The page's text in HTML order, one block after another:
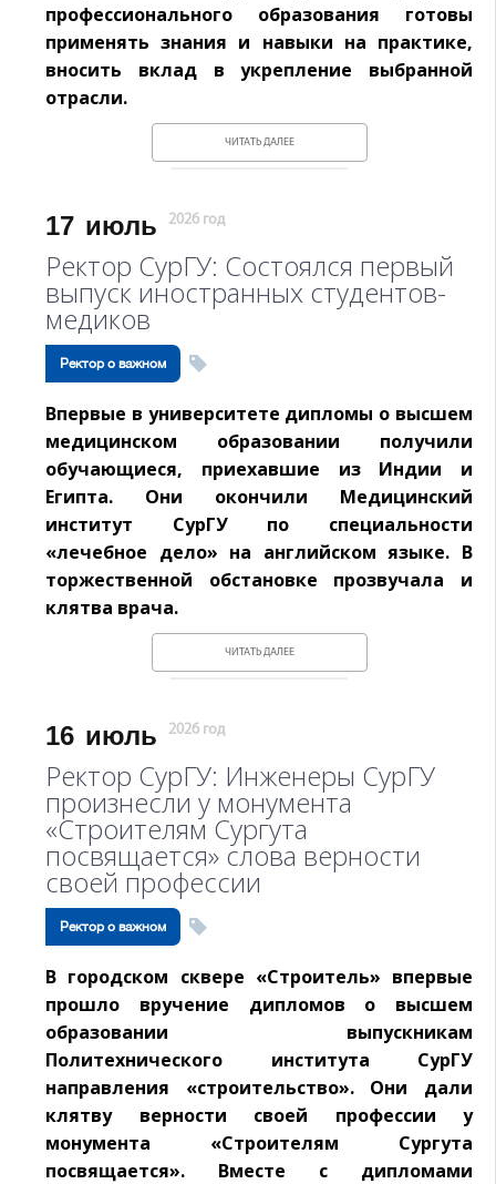
профессионального образования готовы
применять знания и навыки на практике,
вносить вклад в укрепление выбранной
отрасли.
ЧИТАТЬ ДАЛЕЕ
17 июль 2026 год
Ректор СурГУ: Состоялся первый
выпуск иностранных студентов-
медиков
Ректор о важном
Впервые в университете дипломы о высшем
медицинском образовании получили
обучающиеся, приехавшие из Индии и
Египта. Они окончили Медицинский
институт СурГУ по специальности
«лечебное дело» на английском языке. В
торжественной обстановке прозвучала и
клятва врача.
ЧИТАТЬ ДАЛЕЕ
16 июль 2026 год
Ректор СурГУ: Инженеры СурГУ
произнесли у монумента
«Строителям Сургута
посвящается» слова верности
своей профессии
Ректор о важном
В городском сквере «Строитель» впервые
прошло вручение дипломов о высшем
образовании выпускникам
Политехнического института СурГУ
направления «строительство». Они дали
клятву верности своей профессии у
монумента «Строителям Сургута
посвящается». Вместе с дипломами